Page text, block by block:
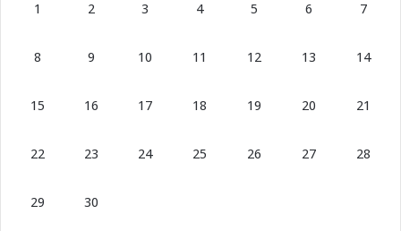
1 2 3 4 5 6 7
8 9 10 11 12 13 14
15 16 17 18 19 20 21
22 23 24 25 26 27 28
29 30